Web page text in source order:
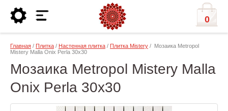
0
Главная / Плитка / Настенная плитка / Плитка Mistery / Мозаика Metropol
Mistery Malla Onix Perla 30x30
Мозаика Metropol Mistery Malla
Onix Perla 30x30